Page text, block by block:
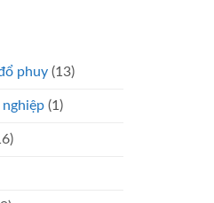
phuy (13)
(1)